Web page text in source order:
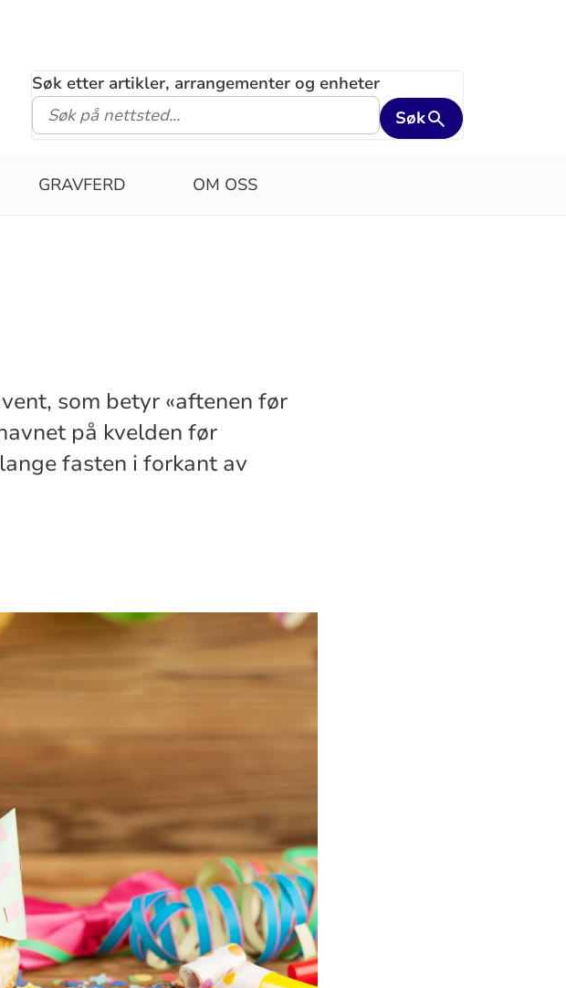
Søk etter artikler, arrangementer og enheter
Søk
GRAVFERD OM OSS
som betyr «aftenen før
på kvelden før
fasten i forkant av